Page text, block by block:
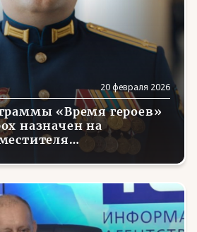
20 февраля 2026
«Время героев»
назначен на
директора
СВО